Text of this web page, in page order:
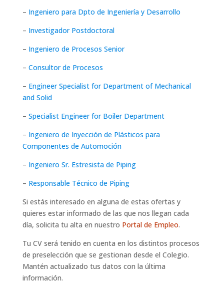
– Ingeniero para Dpto de Ingeniería y Desarrollo
– Investigador Postdoctoral
– Ingeniero de Procesos Senior
– Consultor de Procesos
– Engineer Specialist for Department of Mechanical
and Solid
– Specialist Engineer for Boiler Department
– Ingeniero de Inyección de Plásticos para
Componentes de Automoción
– Ingeniero Sr. Estresista de Piping
– Responsable Técnico de Piping
Si estás interesado en alguna de estas ofertas y
quieres estar informado de las que nos llegan cada
día, solicita tu alta en nuestro Portal de Empleo.
Tu CV será tenido en cuenta en los distintos procesos
de preselección que se gestionan desde el Colegio.
Mantén actualizado tus datos con la última
información.